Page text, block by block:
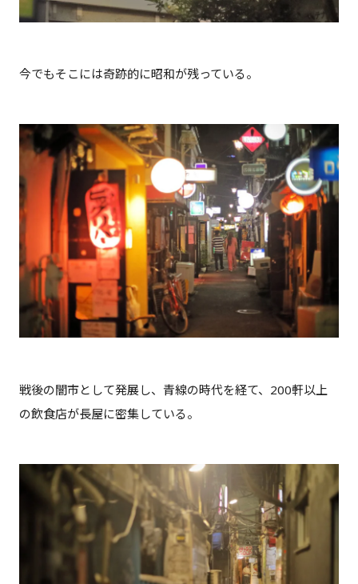
今でもそこには奇跡的に昭和が残っている。
戦後の闇市として発展し、青線の時代を経て、200軒以上
の飲食店が長屋に密集している。